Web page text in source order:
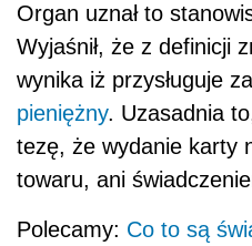
Organ uznał to
Wyjaśnił, że z definicji
wynika iż przysługuje
pieniężny. Uzasadnia
tezę, że wydanie karty
towaru, ani
Polecamy: Co to są